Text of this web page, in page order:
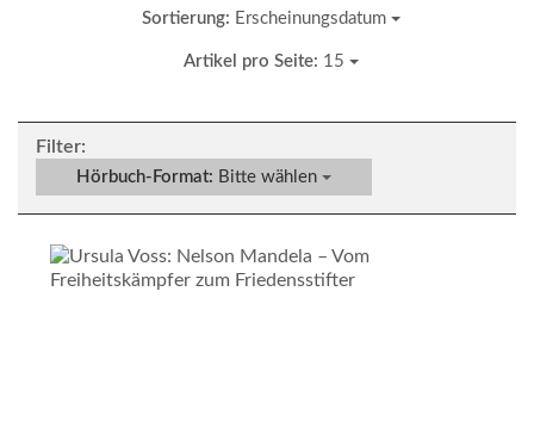
Sortierung: Erscheinungsdatum
Artikel pro Seite: 15
Filter:
Hörbuch-Format: Bitte wählen